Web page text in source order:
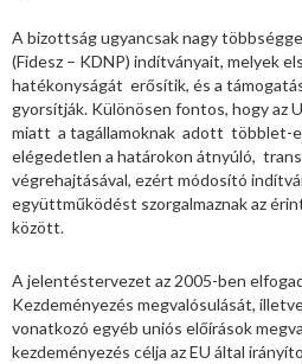
A bizottság ugyancsak nagy
(Fidesz – KDNP) indítványait, melyek
hatékonyságát erősítik, és a
gyorsítják. Különösen fontos, hogy az
miatt a tagállamoknak adott többlet-
elégedetlen a határokon átnyúló,
végrehajtásával, ezért módosító
együttműködést szorgalmaznak az
között.
A jelentéstervezet az 2005-ben
Kezdeményezés megvalósulását,
vonatkozó egyéb uniós előírások
kezdeményezés célja az EU által